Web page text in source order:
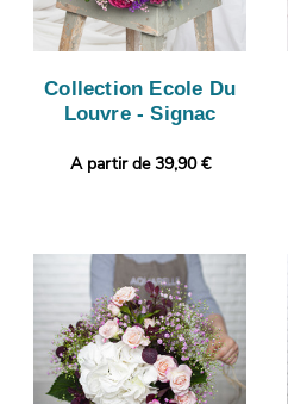
Collection Ecole Du
Louvre - Signac
A partir de 39,90 €